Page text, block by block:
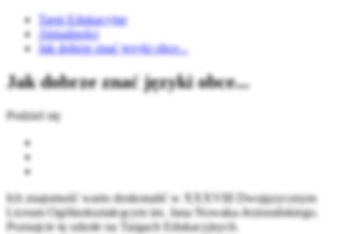
Targi Edukacyjne
Aktualności
Jak dobrze znać języki obce...
Jak dobrze znać języki obce...
Podziel się
Ich znajomość warto doskonalić w XXXVIII Dwujęzycznym
Liceum Ogólnokształcącym im. Jana Nowaka-Jeziorańskiego.
Poznajcie tę szkołe na Targach Edukacyjnych.